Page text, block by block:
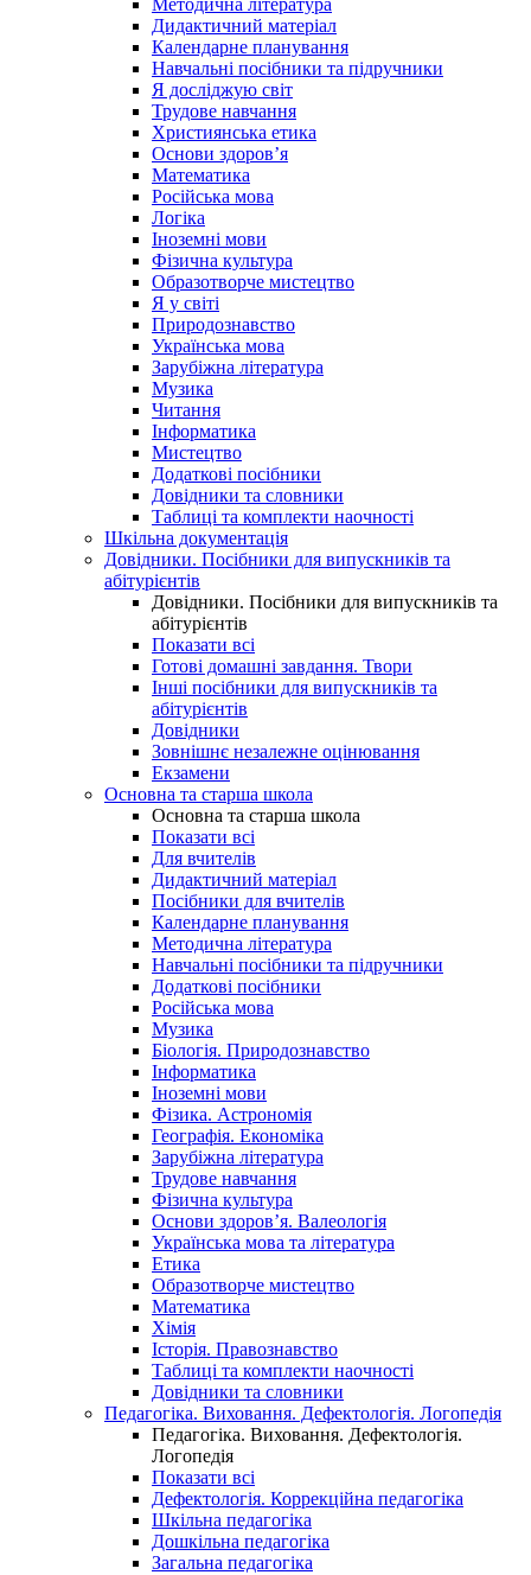
Методична література
Дидактичний матеріал
Календарне планування
Навчальні посібники та підручники
Я досліджую світ
Трудове навчання
Християнська етика
Основи здоров’я
Математика
Російська мова
Логіка
Іноземні мови
Фізична культура
Образотворче мистецтво
Я у світі
Природознавство
Українська мова
Зарубіжна література
Музика
Читання
Інформатика
Мистецтво
Додаткові посібники
Довідники та словники
Таблиці та комплекти наочності
Шкільна документація
Довідники. Посібники для випускників та
абітурієнтів
Довідники. Посібники для випускників та
абітурієнтів
Показати всі
Готові домашні завдання. Твори
Інші посібники для випускників та
абітурієнтів
Довідники
Зовнішнє незалежне оцінювання
Екзамени
Основна та старша школа
Основна та старша школа
Показати всі
Для вчителів
Дидактичний матеріал
Посібники для вчителів
Календарне планування
Методична література
Навчальні посібники та підручники
Додаткові посібники
Російська мова
Музика
Біологія. Природознавство
Інформатика
Іноземні мови
Фізика. Астрономія
Географія. Економіка
Зарубіжна література
Трудове навчання
Фізична культура
Основи здоров’я. Валеологія
Українська мова та література
Етика
Образотворче мистецтво
Математика
Хімія
Історія. Правознавство
Таблиці та комплекти наочності
Довідники та словники
Педагогіка. Виховання. Дефектологія. Логопедія
Педагогіка. Виховання. Дефектологія.
Логопедія
Показати всі
Дефектологія. Коррекційна педагогіка
Шкільна педагогіка
Дошкільна педагогіка
Загальна педагогіка